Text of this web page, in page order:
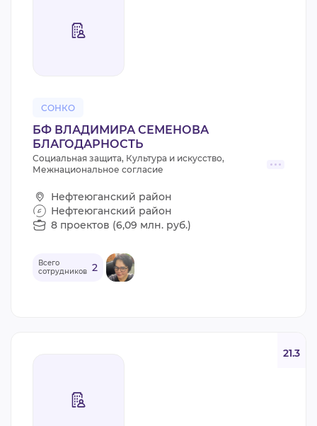
СОНКО
БФ ВЛАДИМИРА СЕМЕНОВА
БЛАГОДАРНОСТЬ
Социальная защита, Культура и искусство,
Межнациональное согласие
Нефтеюганский район
Нефтеюганский район
8 проектов (6,09 млн. руб.)
Всего
сотрудников 2
21.3